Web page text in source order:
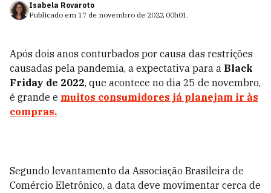
Isabela Rovaroto
Publicado em 17 de novembro de 2022 00h01.
Após dois anos conturbados por causa das restrições
causadas pela pandemia, a expectativa para a Black
Friday de 2022, que acontece no dia 25 de novembro,
é grande e muitos consumidores já planejam ir às
compras.
Segundo levantamento da Associação Brasileira de
Comércio Eletrônico, a data deve movimentar cerca de